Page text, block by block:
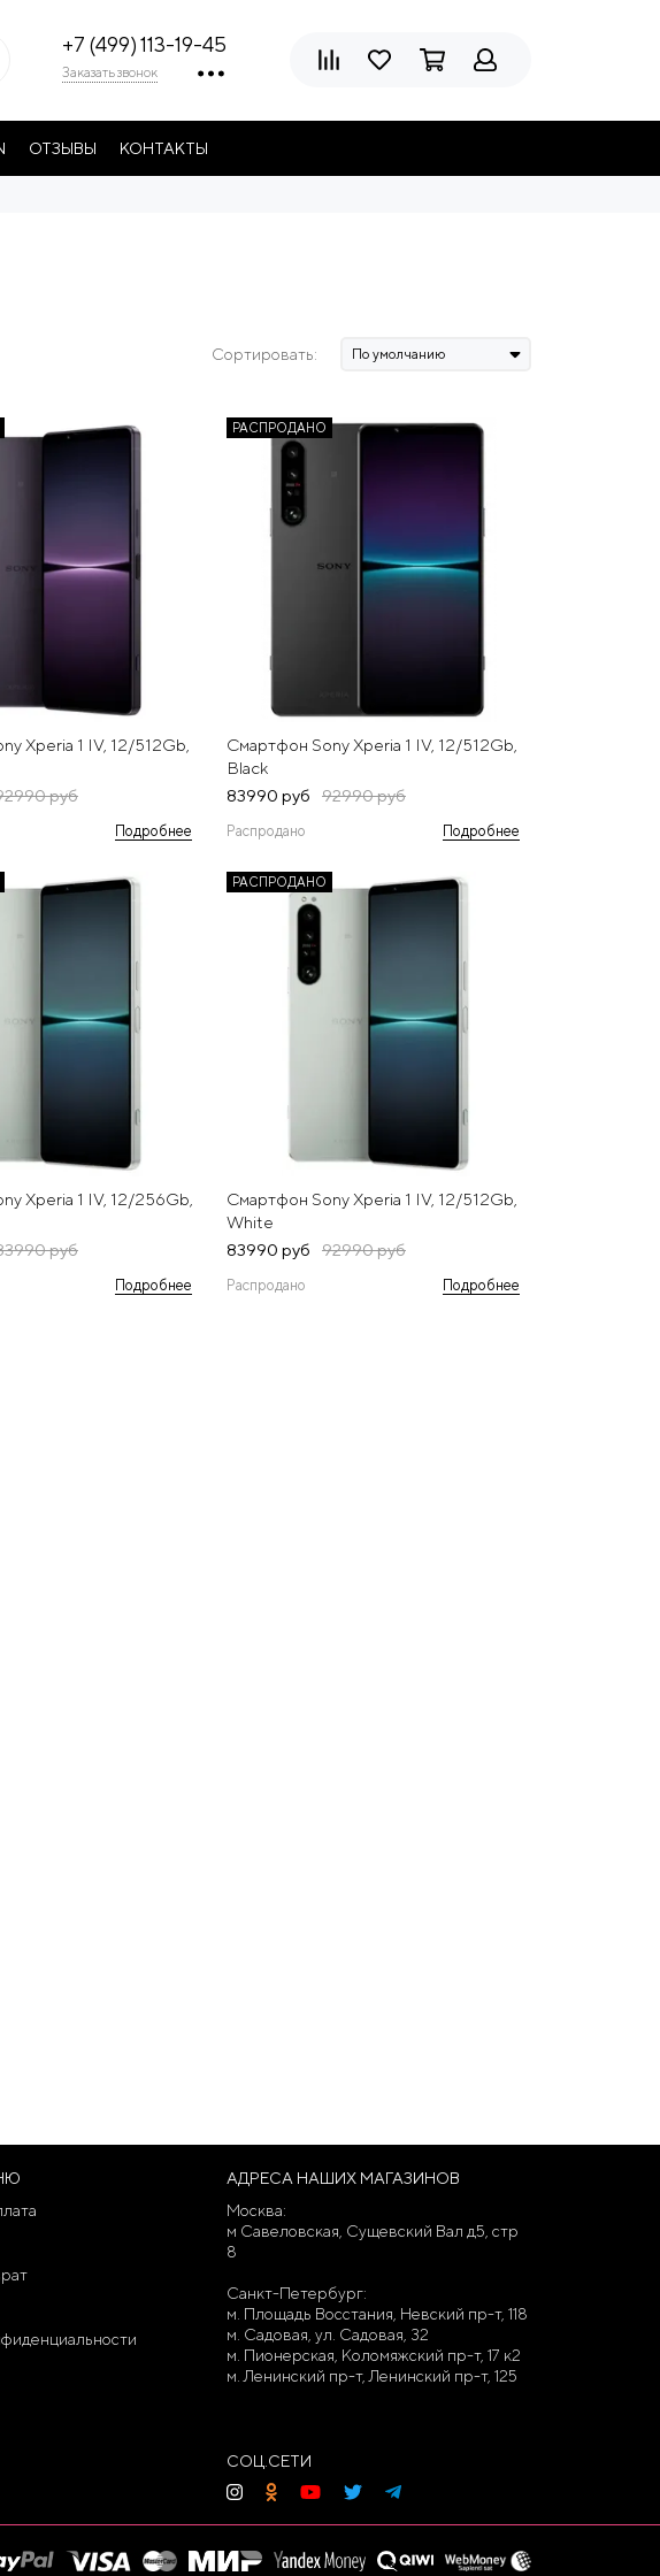
+7 (499) 113-19-45
Заказать звонок
ОТЗЫВЫ КОНТАКТЫ
Сортировать:
Xperia 1 IV, 12/512Gb,
руб
Подробнее
РАСПРОДАНО
Смартфон Sony Xperia 1 IV, 12/512Gb,
Black
83990 руб
92990 руб
Распродано Подробнее
Xperia 1 IV, 12/256Gb,
руб
Подробнее
РАСПРОДАНО
Смартфон Sony Xperia 1 IV, 12/512Gb,
White
83990 руб
92990 руб
Распродано Подробнее
АДРЕСА НАШИХ МАГАЗИНОВ
Москва:
м Савеловская, Сущевский Вал д5, стр
8
Санкт-Петербург:
м. Площадь Восстания, Невский пр-т, 118
м. Садовая, ул. Садовая, 32
м. Пионерская, Коломяжский пр-т, 17 к2
м. Ленинский пр-т, Ленинский пр-т, 125
СОЦ.СЕТИ